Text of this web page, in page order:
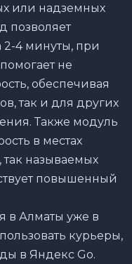
или надземных
позволяет
2-4 минуты, при
не
обеспечивая
так и для других
Также модуль
в местах
называемых
повышенный
в Алматы уже в
курьеры,
в Яндекс Go.